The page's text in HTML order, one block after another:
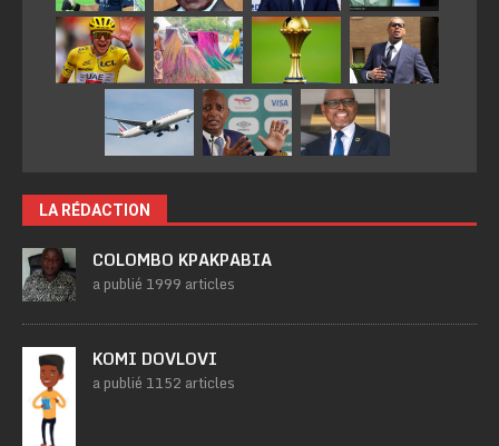
LA RÉDACTION
COLOMBO KPAKPABIA
a publié 1999 articles
KOMI DOVLOVI
a publié 1152 articles